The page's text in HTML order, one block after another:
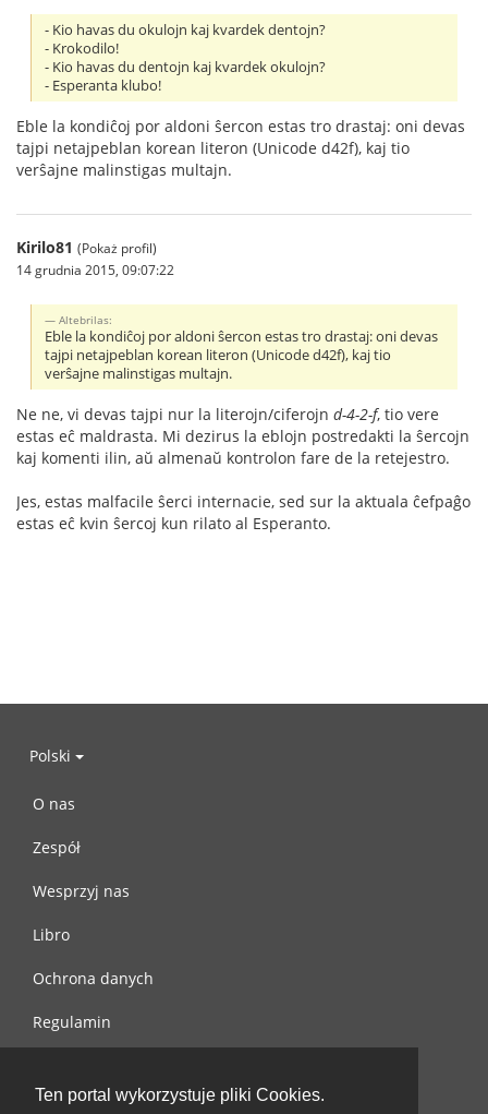
Ten portal wykorzystuje pliki Cookies.
- Kio havas du okulojn kaj kvardek dentojn?
- Krokodilo!
- Kio havas du dentojn kaj kvardek okulojn?
- Esperanta klubo!
Eble la kondiĉoj por aldoni ŝercon estas tro drastaj: oni devas
tajpi netajpeblan korean literon (Unicode d42f), kaj tio
verŝajne malinstigas multajn.
Kirilo81 (Pokaż profil)
14 grudnia 2015, 09:07:22
Altebrilas:
Eble la kondiĉoj por aldoni ŝercon estas tro drastaj: oni devas
tajpi netajpeblan korean literon (Unicode d42f), kaj tio
verŝajne malinstigas multajn.
Ne ne, vi devas tajpi nur la literojn/ciferojn d-4-2-f, tio vere
estas eĉ maldrasta. Mi dezirus la eblojn postredakti la ŝercojn
kaj komenti ilin, aŭ almenaŭ kontrolon fare de la retejestro.
Jes, estas malfacile ŝerci internacie, sed sur la aktuala ĉefpaĝo
estas eĉ kvin ŝercoj kun rilato al Esperanto.
Polski
O nas
Zespół
Wesprzyj nas
Libro
Ochrona danych
Regulamin